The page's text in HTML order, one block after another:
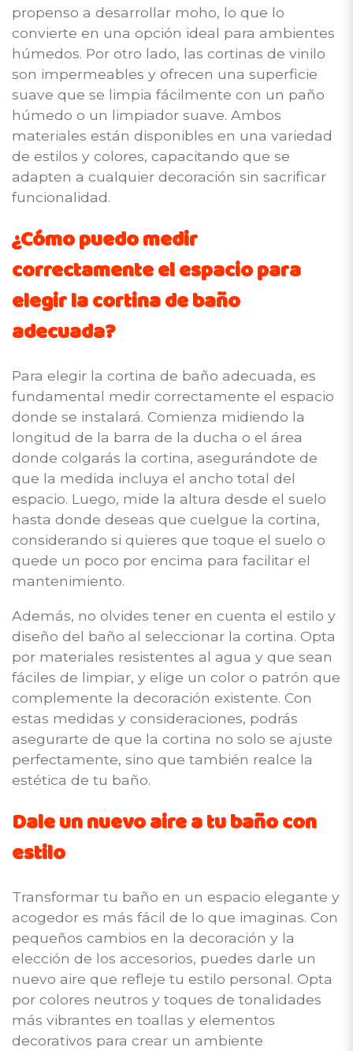
propenso a desarrollar moho, lo que lo
convierte en una opción ideal para ambientes
húmedos. Por otro lado, las cortinas de vinilo
son impermeables y ofrecen una superficie
suave que se limpia fácilmente con un paño
húmedo o un limpiador suave. Ambos
materiales están disponibles en una variedad
de estilos y colores, capacitando que se
adapten a cualquier decoración sin sacrificar
funcionalidad.
¿Cómo puedo medir
correctamente el espacio para
elegir la cortina de baño
adecuada?
Para elegir la cortina de baño adecuada, es
fundamental medir correctamente el espacio
donde se instalará. Comienza midiendo la
longitud de la barra de la ducha o el área
donde colgarás la cortina, asegurándote de
que la medida incluya el ancho total del
espacio. Luego, mide la altura desde el suelo
hasta donde deseas que cuelgue la cortina,
considerando si quieres que toque el suelo o
quede un poco por encima para facilitar el
mantenimiento.
Además, no olvides tener en cuenta el estilo y
diseño del baño al seleccionar la cortina. Opta
por materiales resistentes al agua y que sean
fáciles de limpiar, y elige un color o patrón que
complemente la decoración existente. Con
estas medidas y consideraciones, podrás
asegurarte de que la cortina no solo se ajuste
perfectamente, sino que también realce la
estética de tu baño.
Dale un nuevo aire a tu baño con
estilo
Transformar tu baño en un espacio elegante y
acogedor es más fácil de lo que imaginas. Con
pequeños cambios en la decoración y la
elección de los accesorios, puedes darle un
nuevo aire que refleje tu estilo personal. Opta
por colores neutros y toques de tonalidades
más vibrantes en toallas y elementos
decorativos para crear un ambiente